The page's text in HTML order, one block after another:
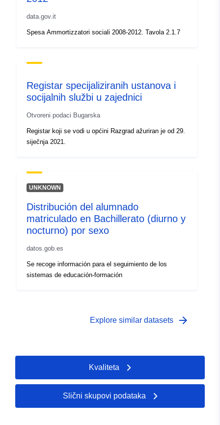
Identifikatori:
uriRef: http://data.europa.eu/88u/dataset/
Periodičnost
obračuna:
annual
Vremenska
pokrivenost:
- 31 December 2015
data.gov.it
Spesa Ammortizzatori sociali 2008-2012. Tavola 2.1.7
Registar specijaliziranih ustanova i
socijalnih službi u zajednici
Otvoreni podaci Bugarska
Registar koji se vodi u općini Razgrad ažuriran je od 29.
siječnja 2021.
UNKNOWN
Distribución del alumnado
matriculado en Bachillerato (diurno y
nocturno) por sexo
datos.gob.es
Se recoge información para el seguimiento de los
sistemas de educación-formación
Explore similar datasets arrow_forward
Kvaliteta
Slični skupovi podataka